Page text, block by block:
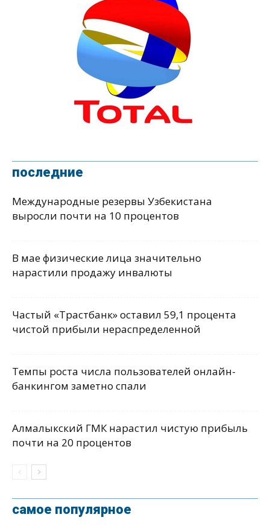
последние
Международные резервы Узбекистана
выросли почти на 10 процентов
В мае физические лица значительно
нарастили продажу инвалюты
Частый «Трастбанк» оставил 59,1 процента
чистой прибыли нераспределенной
Темпы роста числа пользователей онлайн-
банкингом заметно спали
Алмалыкский ГМК нарастил чистую прибыль
почти на 20 процентов
самое популярное